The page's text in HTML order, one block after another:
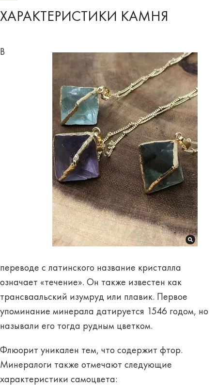
ХАРАКТЕРИСТИКИ КАМНЯ
В
переводе с латинского название кристалла
означает «течение». Он также известен как
трансваальский изумруд или плавик. Первое
упоминание минерала датируется 1546 годом, но
называли его тогда рудным цветком.
Флюорит уникален тем, что содержит фтор.
Минералоги также отмечают следующие
характеристики самоцвета: